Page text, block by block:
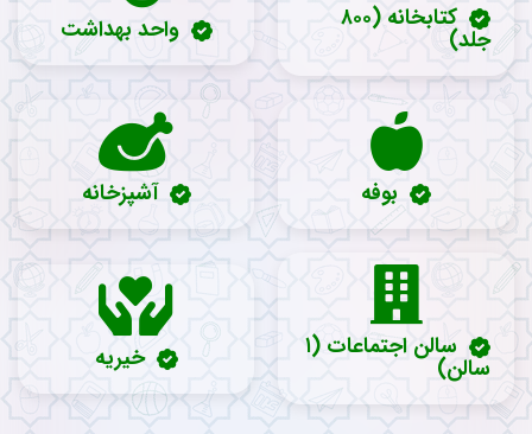
کتابخانه (۸۰۰
جلد) واحد بهداشت
بوفه آشپزخانه
سالن اجتماعات (۱
سالن) خیریه